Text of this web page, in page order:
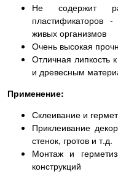
Не содержит
пластификаторов
живых организмов
Очень высокая
Отличная липкость
и древесным
Применение:
Склеивание и
Приклеивание
стенок, гротов и т.д.
Монтаж и
конструкций